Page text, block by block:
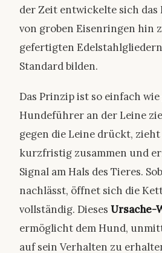
der Zeit entwickelte sich das
von groben Eisenringen hin
gefertigten
Standard bilden.
Das Prinzip ist so einfach
Hundeführer an der Leine
gegen die Leine drückt,
kurzfristig zusammen und
Signal am Hals des Tieres.
nachlässt, öffnet sich die
vollständig. Dieses Ursache-
ermöglicht dem Hund,
auf sein Verhalten zu